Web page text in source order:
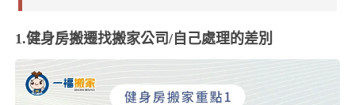
1.健身房搬遷找搬家公司/自己處理的差別